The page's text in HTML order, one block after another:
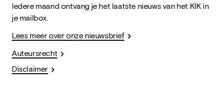
Iedere maand ontvang je het laatste nieuws van het KIK in
je mailbox.
Lees meer over onze nieuwsbrief
Auteursrecht
Disclaimer